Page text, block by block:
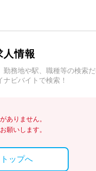
人情報
務地や駅、職種等の検索
ビバイトで検索！
ありません。
願いします。
ップへ